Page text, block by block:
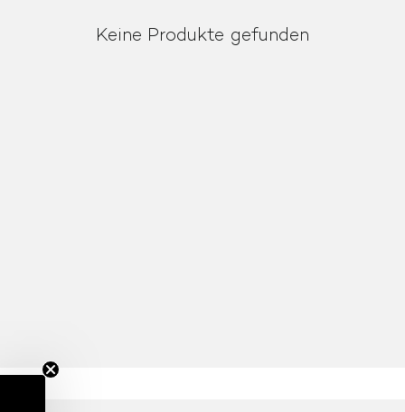
Keine Produkte gefunden